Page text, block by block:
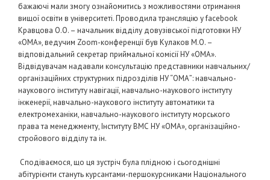
бажаючі мали змогу ознайомитись з можливостями отримання
вищої освіти в університеті. Проводила трансляцію у facebook
Кравцова О.О. – начальник відділу довузівської підготовки НУ
«ОМА», ведучим Zoom-конференції був Кулаков М.О. –
відповідальний секретар приймальної комісії НУ «ОМА».
Відвідувачам надавали консультацію представники навчальних/
організаційних структурних підрозділів НУ “ОМА”: навчально-
наукового інституту навігації, навчально-наукового інституту
інженерії, навчально-наукового інституту автоматики та
електромеханіки, навчально-наукового інституту морського
права та менеджменту, Інституту ВМС НУ «ОМА», організаційно-
стройового відділу та ін.
Сподіваємося, що ця зустріч була плідною і сьогоднішні
абітурієнти стануть курсантами-першокурсниками Національного